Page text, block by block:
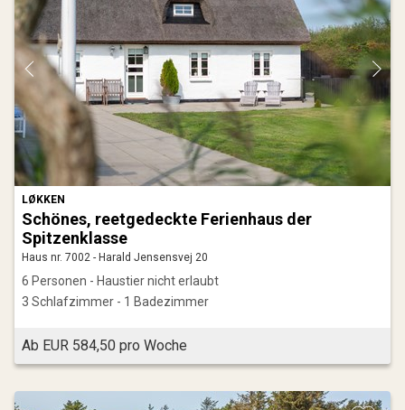
LØKKEN
Schönes, reetgedeckte Ferienhaus der
Spitzenklasse
Haus nr. 7002 - Harald Jensensvej 20
6 Personen - Haustier nicht erlaubt
3 Schlafzimmer - 1 Badezimmer
Ab EUR 584,50 pro Woche